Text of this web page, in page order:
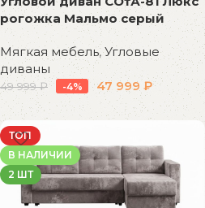
рогожка Мальмо серый
Мягкая мебель,Угловые
диваны
49 999₽ -4% 47 999 ₽
В корзину
ТОП
В НАЛИЧИИ
2 ШТ